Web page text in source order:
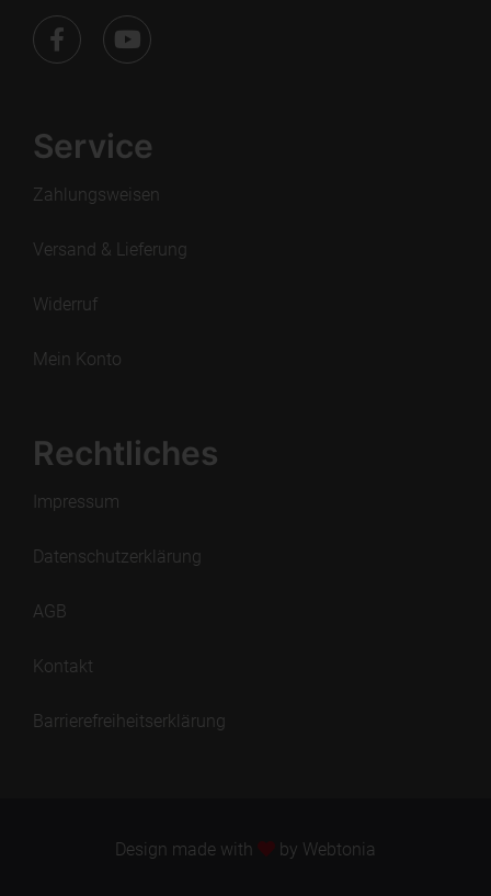
Service
Zahlungsweisen
Versand & Lieferung
Widerruf
Mein Konto
Rechtliches
Impressum
Datenschutzerklärung
AGB
Kontakt
Barrierefreiheitserklärung
Design made with by Webtonia